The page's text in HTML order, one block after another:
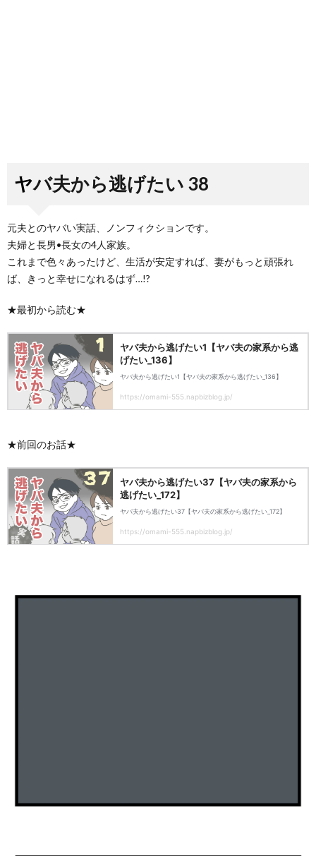
ヤバ夫から逃げたい 38
元夫とのヤバい実話、ノンフィクションです。
夫婦と長男•長女の4人家族。
これまで色々あったけど、生活が安定すれば、妻がもっと頑張れ
ば、きっと幸せになれるはず…!?
★最初から読む★
★前回のお話★